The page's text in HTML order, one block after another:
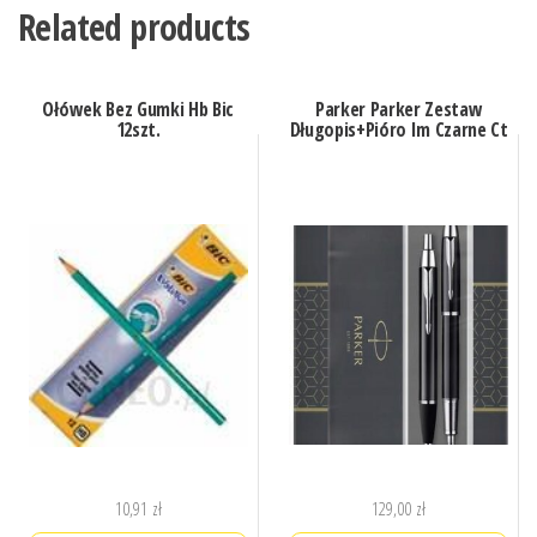
Related products
Ołówek Bez Gumki Hb Bic
12szt.
10,91 zł
Parker Parker Zestaw
Długopis+Pióro Im Czarne Ct
129,00 zł